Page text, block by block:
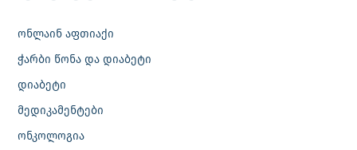
ონლაინ აფთიაქი
ჭარბი წონა და დიაბეტი
დიაბეტი
მედიკამენტები
ონკოლოგია